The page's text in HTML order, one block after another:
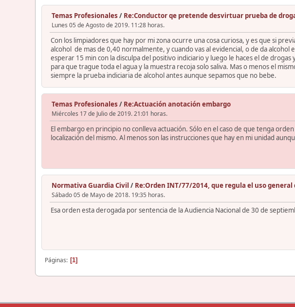
Temas Profesionales / Re:Conductor qe pretende desvirtuar prueba de
Lunes 05 de Agosto de 2019. 11:28 horas.
Con los limpiadores que hay por mi zona ocurre una cosa curiosa, y es que si
alcohol de mas de 0,40 normalmente, y cuando vas al evidencial, o de da alcohol
esperar 15 min con la disculpa del positivo indiciario y luego le haces el de
para que trague toda el agua y la muestra recoja solo saliva. Mas o menos el
siempre la prueba indiciaria de alcohol antes aunque sepamos que no bebe.
Temas Profesionales / Re:Actuación anotación embargo
Miércoles 17 de Julio de 2019. 21:01 horas.
El embargo en principio no conlleva actuación. Sólo en el caso de que tenga
localización del mismo. Al menos son las instrucciones que hay en mi unidad
Normativa Guardia Civil / Re:Orden INT/77/2014, que regula el uso
Sábado 05 de Mayo de 2018. 19:35 horas.
Esa orden esta derogada por sentencia de la Audiencia Nacional de 30 de
Páginas 1